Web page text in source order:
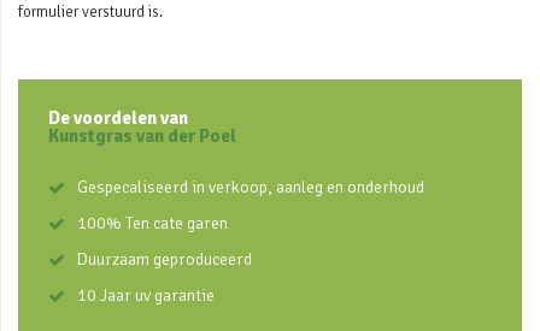
formulier verstuurd is.
De voordelen van
Kunstgras van der Poel
Gespecaliseerd in verkoop, aanleg en onderhoud
100% Ten cate garen
Duurzaam geproduceerd
10 Jaar uv garantie